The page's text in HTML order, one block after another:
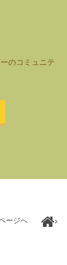
のコミュニテ
ージへ